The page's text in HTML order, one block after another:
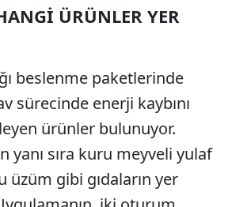
ÜRÜNLER YER
beslenme paketlerinde
sürecinde enerji kaybını
ürünler bulunuyor.
yanı sıra kuru meyveli yulaf
üzüm gibi gıdaların yer